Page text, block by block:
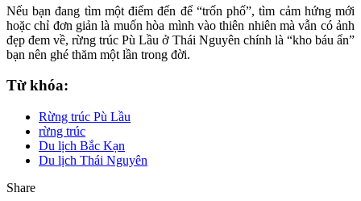
Nếu bạn đang tìm một điểm đến để “trốn phố”, tìm cảm hứng mới
hoặc chỉ đơn giản là muốn hòa mình vào thiên nhiên mà vẫn có ảnh
đẹp đem về, rừng trúc Pù Lầu ở Thái Nguyên chính là “kho báu ẩn”
bạn nên ghé thăm một lần trong đời.
Từ khóa:
Rừng trúc Pù Lầu
rừng trúc
Du lịch Bắc Kạn
Du lịch Thái Nguyên
Share